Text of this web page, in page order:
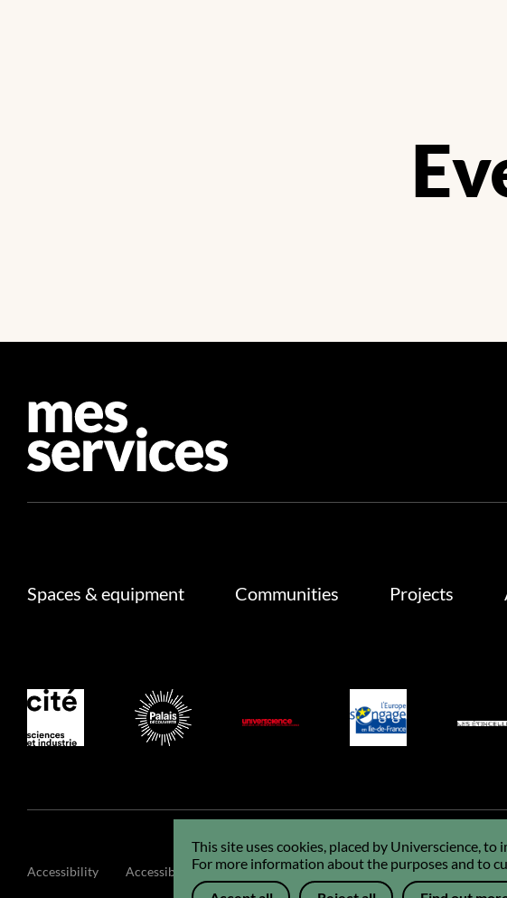
This site uses cookies, placed by Universcience,
For more information about the purposes and to
Spaces & equipment Communities Projects
Accessibility Accessibility : non-compliant GCU Legals GDPR